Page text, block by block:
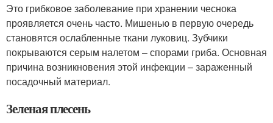
Это грибковое заболевание при хранении чеснока
проявляется очень часто. Мишенью в первую очередь
становятся ослабленные ткани луковиц. Зубчики
покрываются серым налетом – спорами гриба. Основная
причина возникновения этой инфекции – зараженный
посадочный материал.
Зеленая плесень